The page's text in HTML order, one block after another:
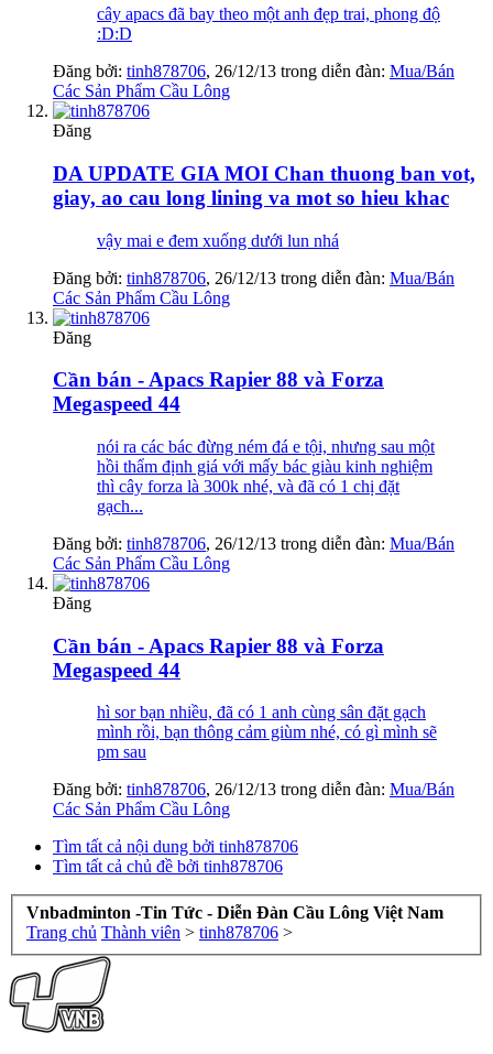
cây apacs đã bay theo một anh đẹp trai, phong độ
:D:D
Đăng bởi: tinh878706, 26/12/13 trong diễn đàn: Mua/Bán
Các Sản Phẩm Cầu Lông
Đăng
DA UPDATE GIA MOI Chan thuong ban vot,
giay, ao cau long lining va mot so hieu khac
vậy mai e đem xuống dưới lun nhá
Đăng bởi: tinh878706, 26/12/13 trong diễn đàn: Mua/Bán
Các Sản Phẩm Cầu Lông
Đăng
Cần bán - Apacs Rapier 88 và Forza
Megaspeed 44
nói ra các bác đừng ném đá e tội, nhưng sau một
hồi thẩm định giá với mấy bác giàu kinh nghiệm
thì cây forza là 300k nhé, và đã có 1 chị đặt
gạch...
Đăng bởi: tinh878706, 26/12/13 trong diễn đàn: Mua/Bán
Các Sản Phẩm Cầu Lông
Đăng
Cần bán - Apacs Rapier 88 và Forza
Megaspeed 44
hì sor bạn nhiều, đã có 1 anh cùng sân đặt gạch
mình rồi, bạn thông cảm giùm nhé, có gì mình sẽ
pm sau
Đăng bởi: tinh878706, 26/12/13 trong diễn đàn: Mua/Bán
Các Sản Phẩm Cầu Lông
Tìm tất cả nội dung bởi tinh878706
Tìm tất cả chủ đề bởi tinh878706
Vnbadminton -Tin Tức - Diễn Đàn Cầu Lông Việt Nam
Trang chủ Thành viên > tinh878706 >